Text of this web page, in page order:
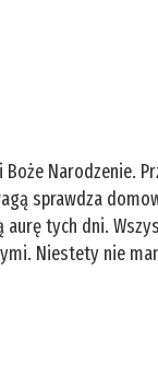
Boże Narodzenie.
sprawdza
aurę tych dni.
Niestety nie